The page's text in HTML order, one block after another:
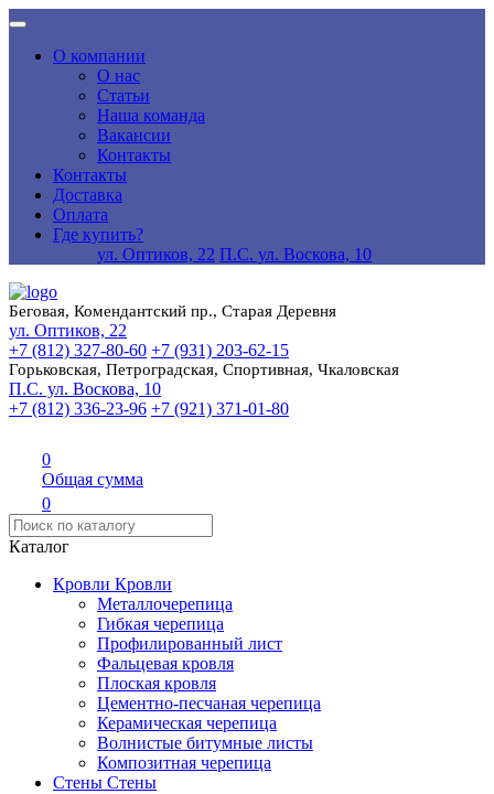
О компании
О нас
Статьи
Наша команда
Вакансии
Контакты
Контакты
Доставка
Оплата
Где купить?
ул. Оптиков, 22 П.С. ул. Воскова, 10
Беговая, Комендантский пр., Старая Деревня
ул. Оптиков, 22
+7 (812) 327-80-60 +7 (931) 203-62-15
Горьковская, Петроградская, Спортивная, Чкаловская
П.С. ул. Воскова, 10
+7 (812) 336-23-96 +7 (921) 371-01-80
0
Общая сумма
0
Каталог
Кровли Кровли
Металлочерепица
Гибкая черепица
Профилированный лист
Фальцевая кровля
Плоская кровля
Цементно-песчаная черепица
Керамическая черепица
Волнистые битумные листы
Композитная черепица
Стены Стены